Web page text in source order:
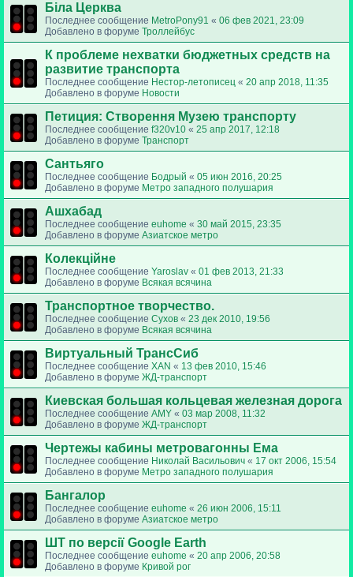
Біла Церква
Последнее сообщение MetroPony91 « 06 фев 2021, 23:09
Добавлено в форуме Троллейбус
К проблеме нехватки бюджетных средств на
развитие транспорта
Последнее сообщение Нестор-летописец « 20 апр 2018, 11:35
Добавлено в форуме Новости
Петиция: Cтворення Музею транспорту
Последнее сообщение f320v10 « 25 апр 2017, 12:18
Добавлено в форуме Транспорт
Сантьяго
Последнее сообщение Бодрый « 05 июн 2016, 20:25
Добавлено в форуме Метро западного полушария
Ашхабад
Последнее сообщение euhome « 30 май 2015, 23:35
Добавлено в форуме Азиатское метро
Колекційне
Последнее сообщение Yaroslav « 01 фев 2013, 21:33
Добавлено в форуме Всякая всячина
Транспортное творчество.
Последнее сообщение Сухов « 23 дек 2010, 19:56
Добавлено в форуме Всякая всячина
Виртуальный ТрансСиб
Последнее сообщение XAN « 13 фев 2010, 15:46
Добавлено в форуме ЖД-транспорт
Киевская большая кольцевая железная дорога
Последнее сообщение AMY « 03 мар 2008, 11:32
Добавлено в форуме ЖД-транспорт
Чертежы кабины метровагонны Ема
Последнее сообщение Николай Васильович « 17 окт 2006, 15:54
Добавлено в форуме Метро западного полушария
Бангалор
Последнее сообщение euhome « 26 июн 2006, 15:11
Добавлено в форуме Азиатское метро
ШТ по версії Google Earth
Последнее сообщение euhome « 20 апр 2006, 20:58
Добавлено в форуме Кривой рог